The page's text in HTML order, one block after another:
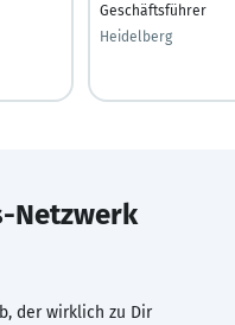
Geschäftsführer
Heidelberg
Netzwerk
der wirklich zu Dir